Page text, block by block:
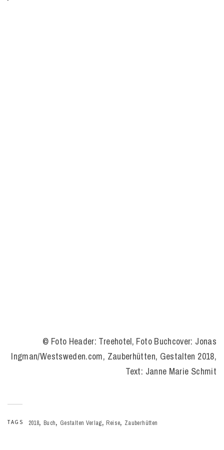
© Foto Header: Treehotel, Foto Buchcover: Jonas
Ingman/Westsweden.com, Zauberhütten, Gestalten 2018,
Text: Janne Marie Schmit
TAGS 2018, Buch, Gestalten Verlag, Reise, Zauberhütten